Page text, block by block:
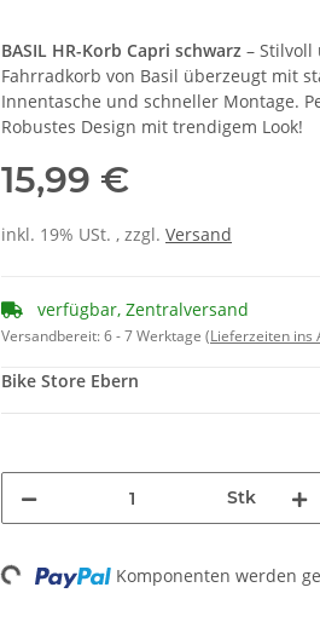
BASIL HR-Korb Capri schwarz – Stilvoll
Fahrradkorb von Basil überzeugt mit
Innentasche und schneller Montage.
Robustes Design mit trendigem Look!
15,99 €
inkl. 19% USt. , zzgl. Versand
verfügbar, Zentralversand
Versandbereit:6 - 7 Werktage (Lieferzeiten ins
Bike Store Ebern
Stk
Loading... Komponenten werden